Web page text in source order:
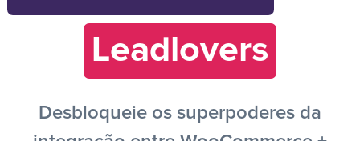
PT
Leadlovers
Desbloqueie os superpoderes da